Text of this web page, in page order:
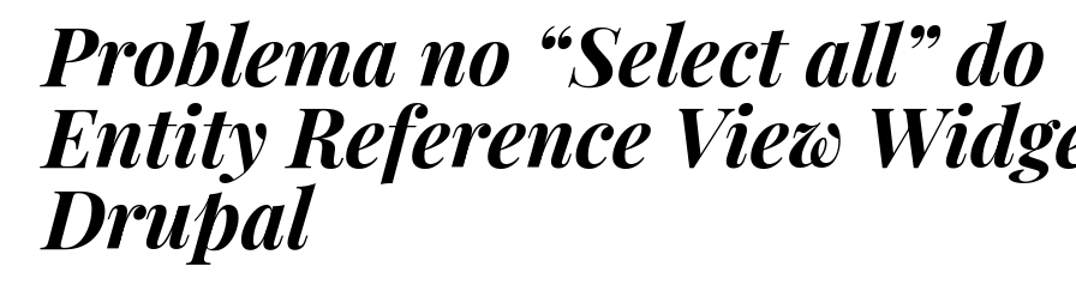
Problema no “Select all” do
Entity Reference View
Drupal